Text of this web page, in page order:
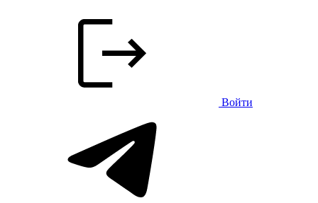
Войти